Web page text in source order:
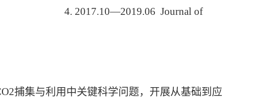
主编 4. 2017.10—2019.06 Journal of
捕集与利用中关键科学问题，开展从基础到应